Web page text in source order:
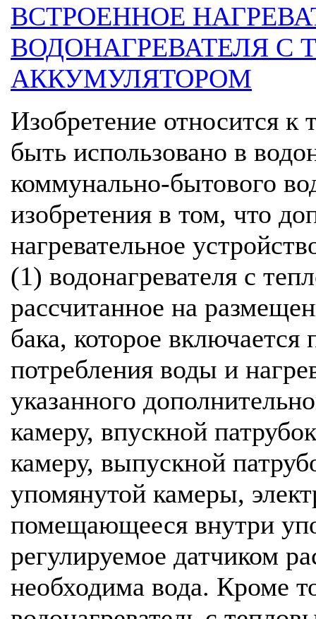
ВСТРОЕННОЕ
ВОДОНАГРЕВАТЕЛЯ С
АККУМУЛЯТОРОМ
Изобретение относится к
быть использовано в
коммунально-бытового
изобретения в том, что
нагревательное
(1) водонагревателя с
рассчитанное на
бака, которое включается
потребления воды и
указанного
камеру, впускной
камеру, выпускной
упомянутой камеры,
помещающееся внутри
регулируемое датчиком
необходима вода. Кроме